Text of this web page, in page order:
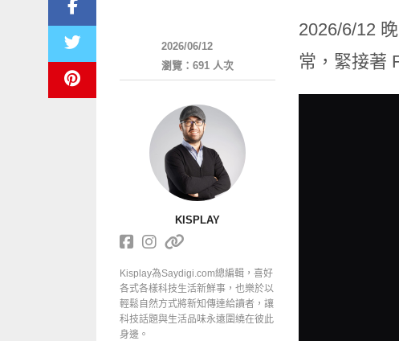
2026/6/12
常，緊接著
2026/06/12
瀏覽：691 人次
KISPLAY
Kisplay為Saydigi.com總編輯，喜好
各式各樣科技生活新鮮事，也樂於以
輕鬆自然方式將新知傳達給讀者，讓
科技話題與生活品味永遠圍繞在彼此
身邊。